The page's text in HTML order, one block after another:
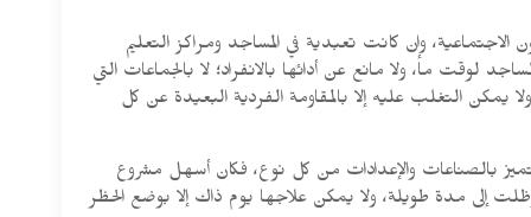
وإن كانت تعبدية في المساجد ومراكز التعليم
لوقت ما، ولا مانع عن أدائها بالانفراد؛ لا بالجماعات التي
يمكن التغلب عليه إلا بالمقاومة الفردية البعيدة عن كل
بالصناعات والإعدادات من كل نوع، فكان أسهل مشروع
وظلت إلى مدة طويلة، ولا يمكن علاجها يوم ذاك إلا بوضع الحظر